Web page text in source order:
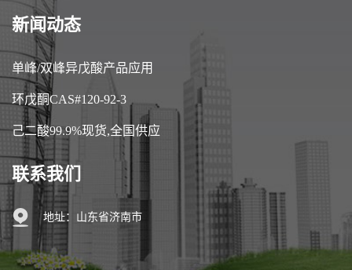
新闻动态
单峰/双峰异戊酸产品应用
环戊酮CAS#120-92-3
己二酸99.9%现货,全国供应
联系我们
地址：山东省济南市